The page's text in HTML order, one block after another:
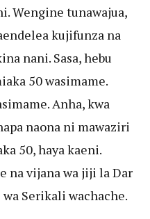
Wengine tunawajua,
kujifunza na
nani. Sasa, hebu
50 wasimame.
Anha, kwa
naona ni mawaziri
50, haya kaeni.
na vijana wa jiji la Dar
wa Serikali wachache.